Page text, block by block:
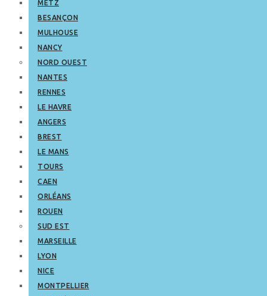
METZ
BESANÇON
MULHOUSE
NANCY
NORD OUEST
NANTES
RENNES
LE HAVRE
ANGERS
BREST
LE MANS
TOURS
CAEN
ORLÉANS
ROUEN
SUD EST
MARSEILLE
LYON
NICE
MONTPELLIER